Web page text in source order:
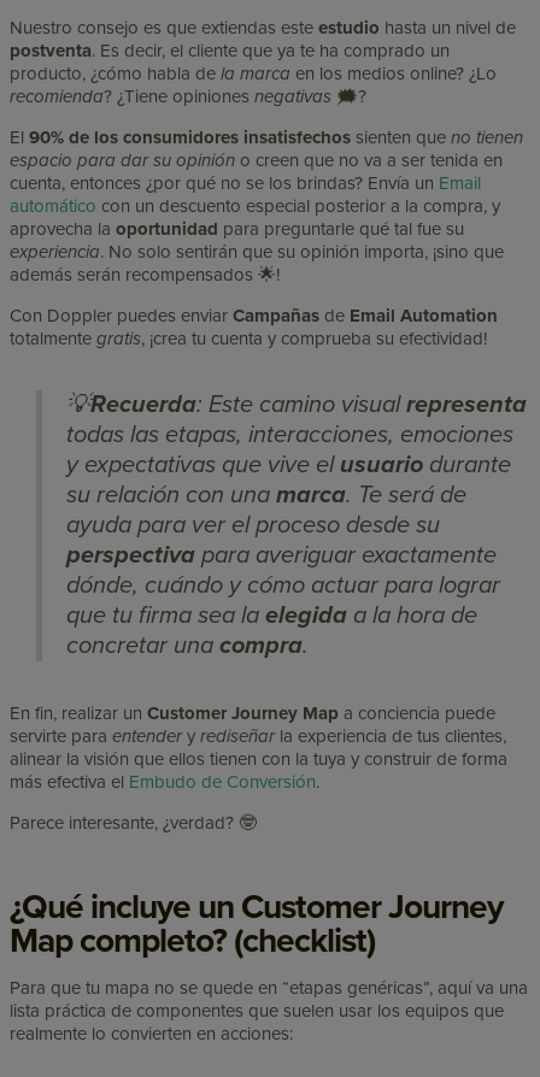
Nuestro consejo es que extiendas esteestudio hasta un nivel de
postventa. Es decir, el cliente que ya te ha comprado un
producto, ¿cómo habla dela marca en los medios online? ¿Lo
recomienda? ¿Tiene opinionesnegativas 🗯️?
El 90% de los consumidores insatisfechos sienten queno tienen
espacio para dar su opinión o creen que no va a ser tenida en
cuenta, entonces ¿por qué no se los brindas? Envía un Email
automático con un descuento especial posterior a la compra, y
aprovecha laoportunidad para preguntarle qué tal fue su
experiencia. No solo sentirán que su opinión importa, ¡sino que
además serán recompensados 🌟!
Con Doppler puedes enviarCampañas de Email Automation
totalmentegratis, ¡crea tu cuenta y comprueba su efectividad!
💡Recuerda: Este camino visualrepresenta
todas las etapas, interacciones, emociones
y expectativas que vive el usuario durante
su relación con unamarca. Te será de
ayuda para ver el proceso desde su
perspectivapara averiguar exactamente
dónde, cuándo y cómo actuar para lograr
que tu firma sea laelegida a la hora de
concretar unacompra.
En fin, realizar unCustomer Journey Map a conciencia puede
servirte paraentenderyrediseñar la experiencia de tus clientes,
alinear la visión que ellos tienen con la tuya y construir de forma
más efectiva el Embudo de Conversión.
Parece interesante, ¿verdad? 🤓
¿Qué incluye un Customer Journey
Map completo? (checklist)
Para que tu mapa no se quede en “etapas genéricas”, aquí va una
lista práctica de componentes que suelen usar los equipos que
realmente lo convierten en acciones: